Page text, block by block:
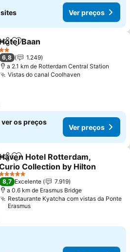
Ver preços
PartilharAdicionar aos favoritos
Hotel Baan
2 Estrelas
6,8
1.249
a 2.1 km de Rotterdam Central Station
Vistas do canal Coolhaven
ver os preços
Ver preços
PartilharAdicionar aos favoritos
Haven Hotel Rotterdam,
Collection by Hilton
preços
5 Estrelas
8,7 Excelente
7.919
a 0.6 km de Erasmus Bridge
Restaurante Kyatcha com vistas da Ponte
Erasmus